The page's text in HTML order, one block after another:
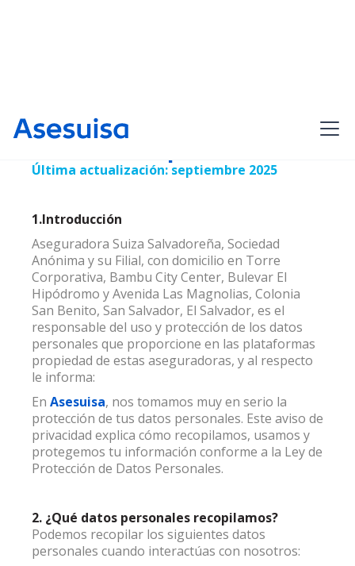
Aviso de privacidad
Última actualización: septiembre 2025
1.Introducción
Aseguradora Suiza Salvadoreña, Sociedad
Anónima y su Filial, con domicilio en Torre
Corporativa, Bambu City Center, Bulevar El
Hipódromo y Avenida Las Magnolias, Colonia
San Benito, San Salvador, El Salvador, es el
responsable del uso y protección de los datos
personales que proporcione en las plataformas
propiedad de estas aseguradoras, y al respecto
le informa:
En Asesuisa, nos tomamos muy en serio la
protección de tus datos personales. Este aviso de
privacidad explica cómo recopilamos, usamos y
protegemos tu información conforme a la Ley de
Protección de Datos Personales.
2. ¿Qué datos personales recopilamos?
Podemos recopilar los siguientes datos
personales cuando interactúas con nosotros: